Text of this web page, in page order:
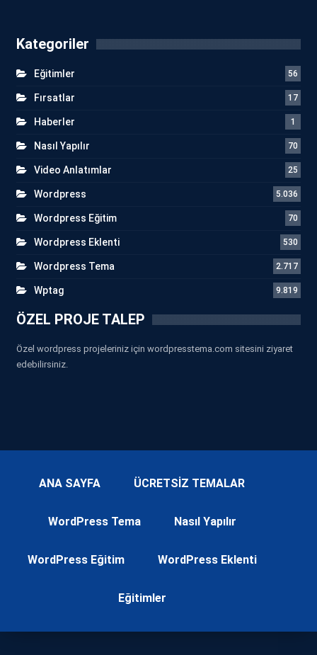
Kategoriler
Eğitimler 56
Fırsatlar 17
Haberler 1
Nasıl Yapılır 70
Video Anlatımlar 25
Wordpress 5.036
Wordpress Eğitim 70
Wordpress Eklenti 530
Wordpress Tema 2.717
Wptag 9.819
ÖZEL PROJE TALEP
Özel wordpress projeleriniz için wordpresstema.com sitesini ziyaret
edebilirsiniz.
ANA SAYFA ÜCRETSİZ TEMALAR
WordPress Tema Nasıl Yapılır
WordPress Eğitim WordPress Eklenti
Eğitimler